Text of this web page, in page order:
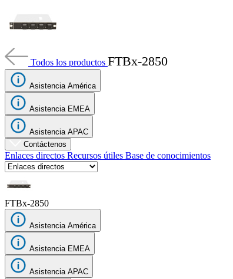
Cómo
Recursos
Contacto
Registrarse
sesión
Empresa
Carreras
Socios
Proveedores
Todos los productos FTBx-2850
Asistencia América
Asistencia EMEA
Asistencia APAC
Contáctenos
Enlaces directos Recursos útiles Base de conocimientos
FTBx-2850
Asistencia América
Asistencia EMEA
Asistencia APAC